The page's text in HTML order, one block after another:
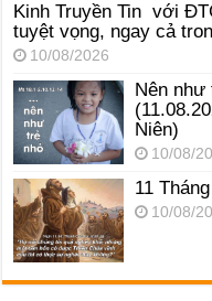
Kinh Truyền Tin với
tuyệt vọng, ngay cả
10/08/2026
Nên
Niên)
10/08/
11
10/08/